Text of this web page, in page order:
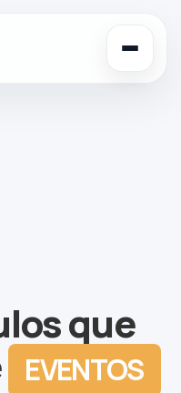
que
EVENTOS